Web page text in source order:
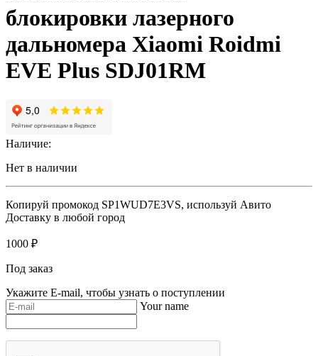
блокировки лазерного
дальномера Xiaomi Roidmi
EVE Plus SDJ01RM
Наличие:
Нет в наличии
Копируй промокод SP1WUD7E3VS, используй Авито
Доставку в любой город
1000 ₽
Под заказ
Укажите E-mail, чтобы узнать о поступлении
Your name